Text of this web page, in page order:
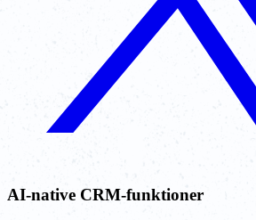
AI-native CRM-funktioner